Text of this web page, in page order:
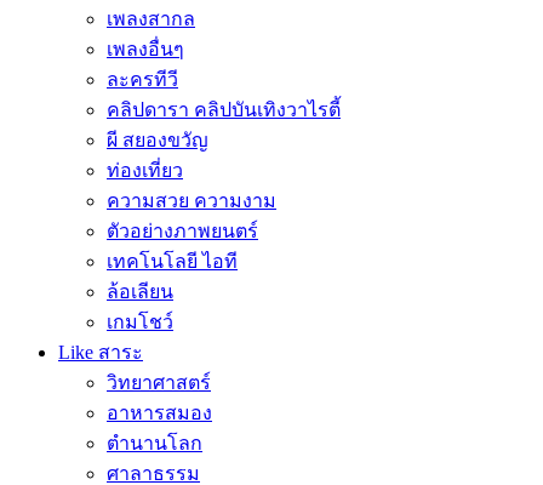
เพลงสากล
เพลงอื่นๆ
ละครทีวี
คลิปดารา คลิปบันเทิงวาไรตี้
ผี สยองขวัญ
ท่องเที่ยว
ความสวย ความงาม
ตัวอย่างภาพยนตร์
เทคโนโลยี ไอที
ล้อเลียน
เกมโชว์
Like สาระ
วิทยาศาสตร์
อาหารสมอง
ตำนานโลก
ศาลาธรรม